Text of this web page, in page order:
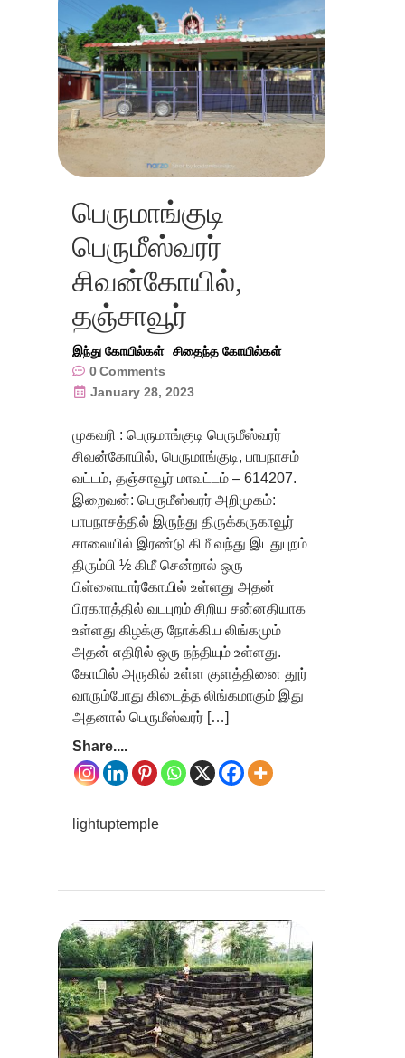
பெருமாங்குடி
பெருமீஸ்வரர்
சிவன்கோயில்,
தஞ்சாவூர்
இந்து கோயில்கள்
சிதைந்த கோயில்கள்
0Comments
January 28, 2023
முகவரி : பெருமாங்குடி பெருமீஸ்வரர்
சிவன்கோயில், பெருமாங்குடி, பாபநாசம்
வட்டம், தஞ்சாவூர் மாவட்டம் – 614207.
இறைவன்: பெருமீஸ்வரர் அறிமுகம்:
பாபநாசத்தில் இருந்து திருக்கருகாவூர்
சாலையில் இரண்டு கிமீ வந்து இடதுபுறம்
திரும்பி ½ கிமீ சென்றால் ஒரு
பிள்ளையார்கோயில் உள்ளது அதன்
பிரகாரத்தில் வடபுறம் சிறிய சன்னதியாக
உள்ளது கிழக்கு நோக்கிய லிங்கமும்
அதன் எதிரில் ஒரு நந்தியும் உள்ளது.
கோயில் அருகில் உள்ள குளத்தினை தூர்
வாரும்போது கிடைத்த லிங்கமாகும் இது
அதனால் பெருமீஸ்வரர் […]
Share....
lightuptemple